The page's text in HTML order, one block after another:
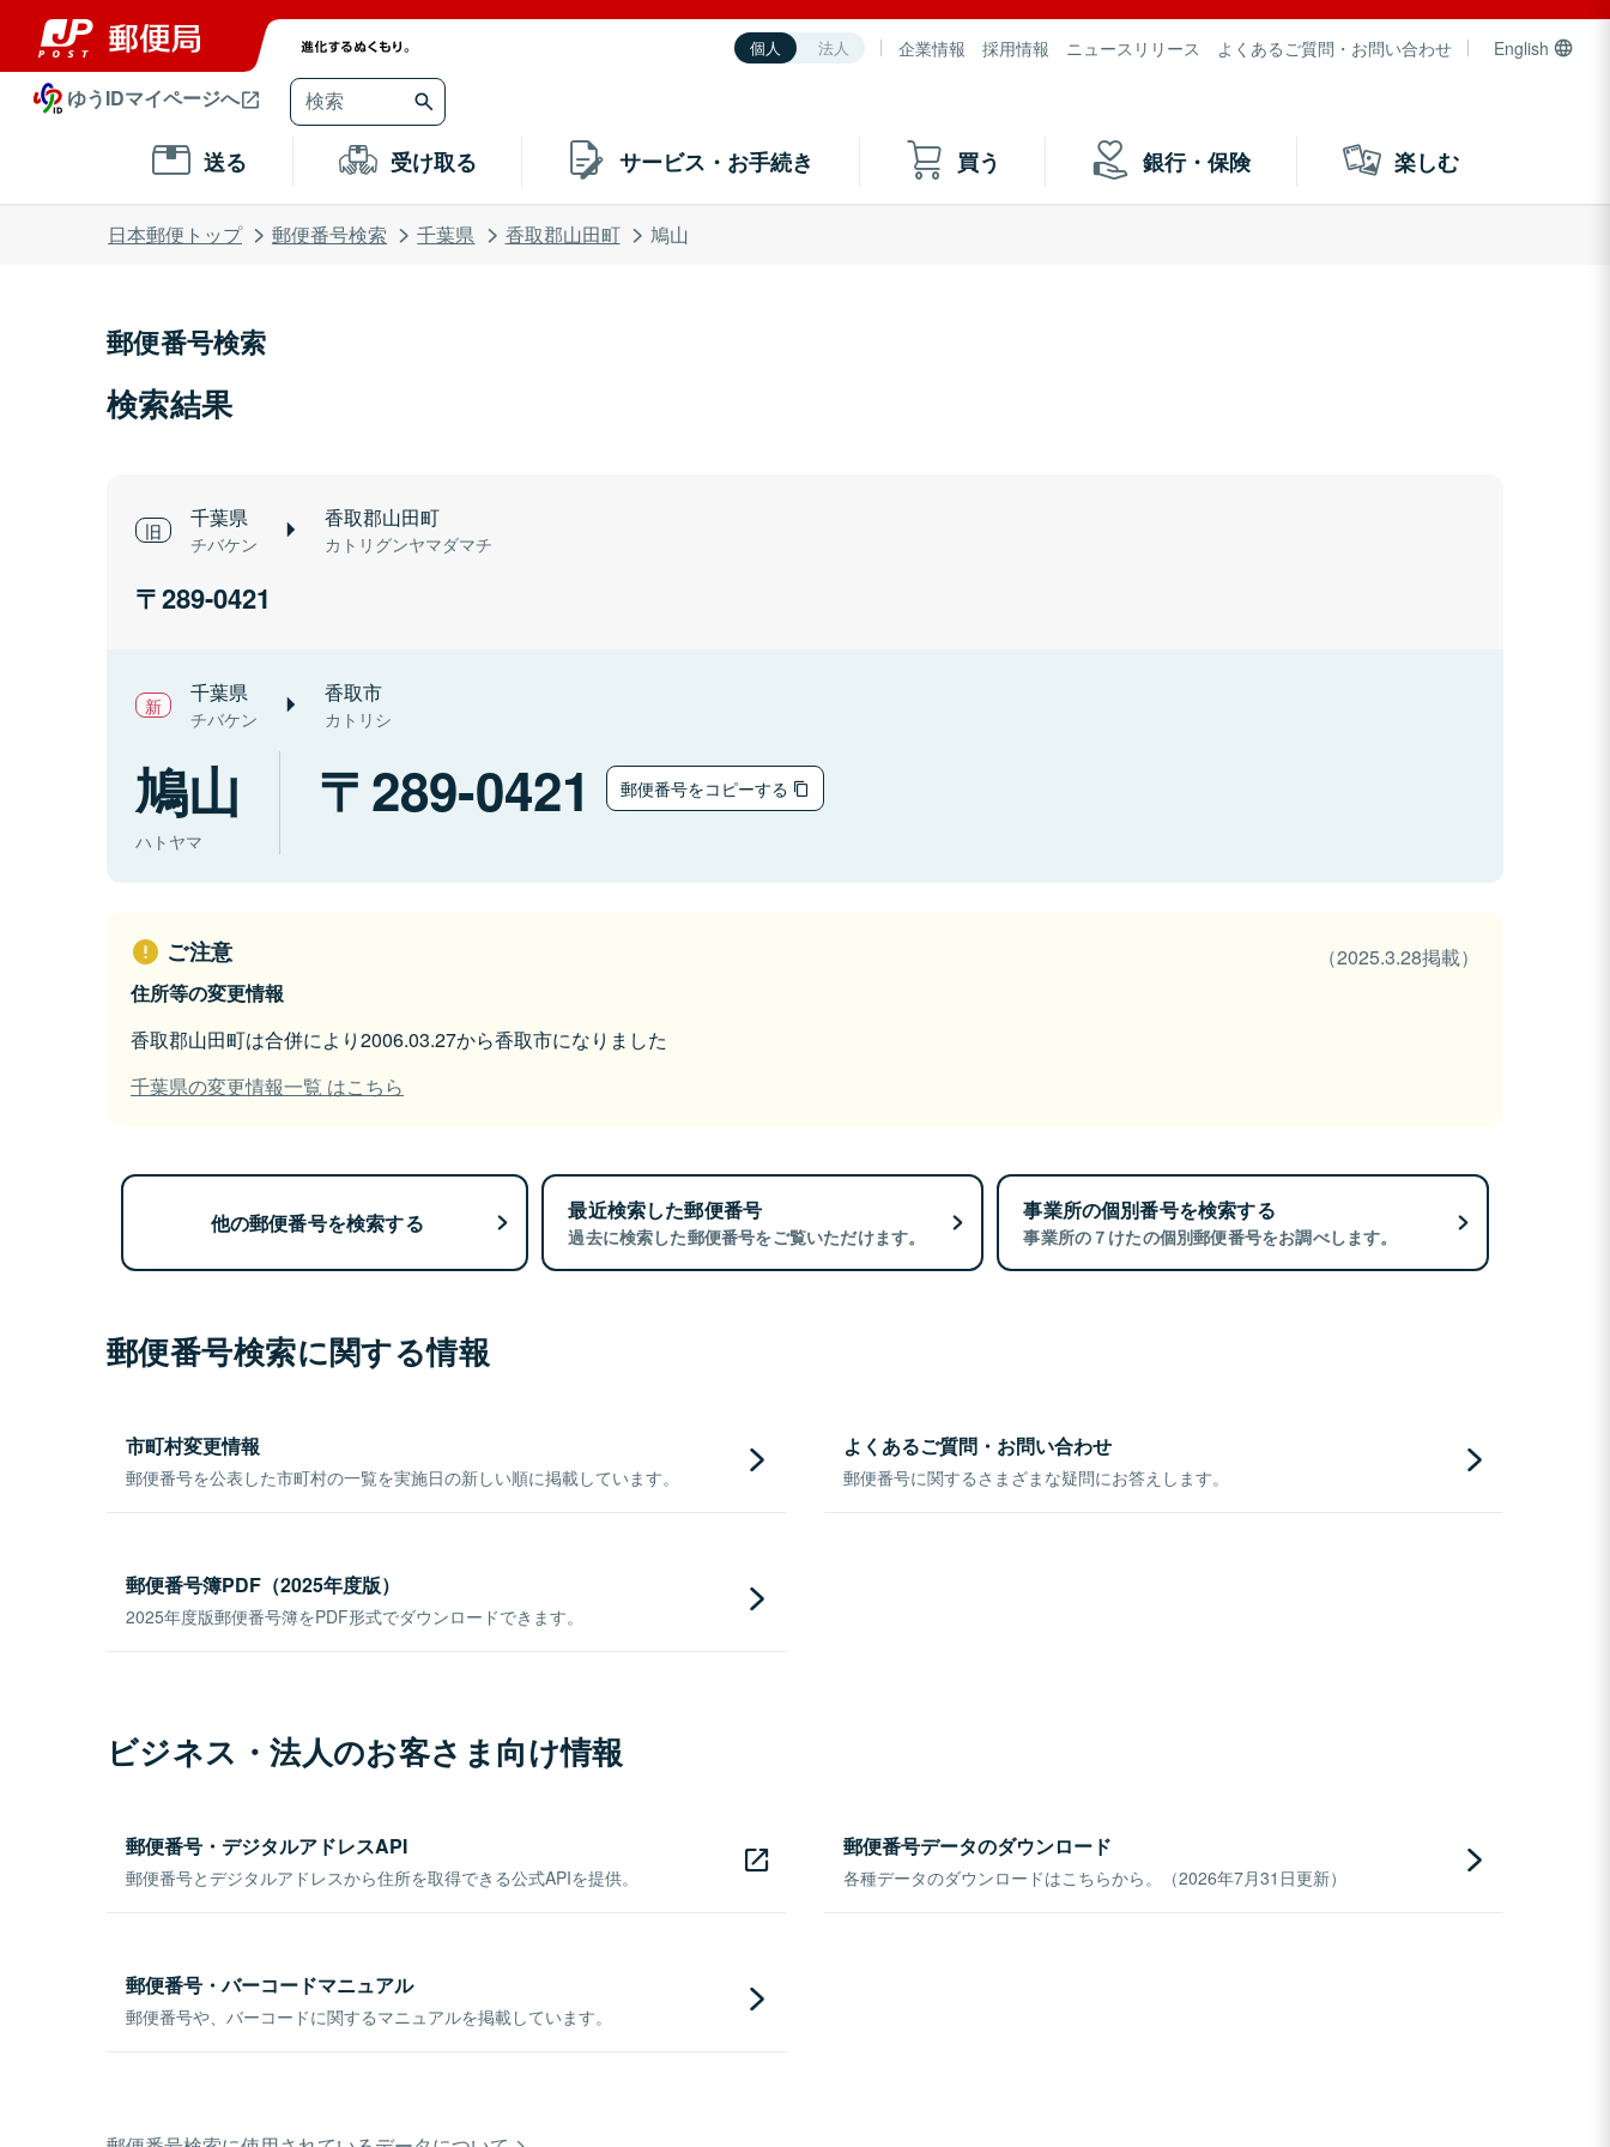
個人 法人 企業情報 採用情報 ニュースリリース よくあるご質問・お問い合わせ English
ゆうIDマイページへ
送る 受け取る サービス・お手続き 買う 銀行・保険 楽しむ
日本郵便トップ 郵便番号検索 千葉県 香取郡山田町 鳩山
郵便番号検索
検索結果
千葉県
チバケン
香取郡山田町
カトリグンヤマダマチ
289-0421
千葉県
チバケン
香取市
カトリシ
鳩山
ハトヤマ
289-0421 郵便番号をコピーする
ご注意
（2025.3.28掲載）
住所等の変更情報
香取郡山田町は合併により2006.03.27から香取市になりました
千葉県の変更情報一覧 はこちら
他の郵便番号を検索する 最近検索した郵便番号
過去に検索した郵便番号をご覧いただけます。
事業所の個別番号を検索する
事業所の７けたの個別郵便番号をお調べします。
郵便番号検索に関する情報
市町村変更情報
郵便番号を公表した市町村の一覧を実施日の新しい順に掲載しています。
よくあるご質問・お問い合わせ
郵便番号に関するさまざまな疑問にお答えします。
郵便番号簿PDF（2025年度版）
2025年度版郵便番号簿をPDF形式でダウンロードできます。
ビジネス・法人のお客さま向け情報
郵便番号・デジタルアドレスAPI
郵便番号とデジタルアドレスから住所を取得できる公式APIを提供。
郵便番号データのダウンロード
各種データのダウンロードはこちらから。（2026年7月31日更新）
郵便番号・バーコードマニュアル
郵便番号や、バーコードに関するマニュアルを掲載しています。